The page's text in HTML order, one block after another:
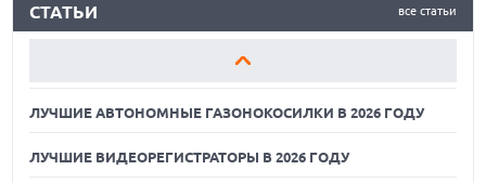
все статьи
СТАТЬИ
ЛУЧШИЕ ВИДЕОРЕГИСТРАТОРЫ В 2026 ГОДУ
КАК БЕЗОПАСНО КУПИТЬ Б/У СМАРТФОН
ЛУЧШИЕ АВТОНОМНЫЕ ГАЗОНОКОСИЛКИ В 2026 ГОДУ
ЛУЧШИЕ ВИДЕОРЕГИСТРАТОРЫ В 2026 ГОДУ